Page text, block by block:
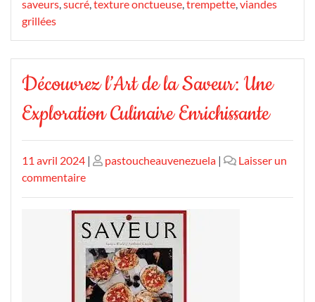
saveurs,sucré,texture onctueuse,trempette,viandes
grillées
Découvrez l’Art de la Saveur: Une
Exploration Culinaire Enrichissante
Publié
le
11 avril 2024 | Publié
pastoucheauvenezuela |
Laisser un
commentairesur
l’Art
de
la
Saveur:
Une
Exploration